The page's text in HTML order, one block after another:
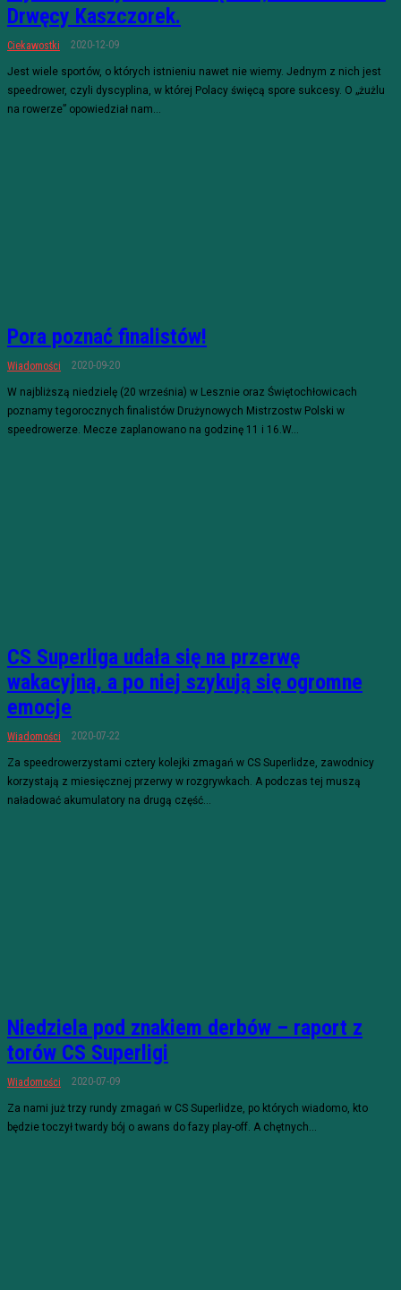
Drwęcy Kaszczorek.
Ciekawostki 2020-12-09
Jest wiele sportów, o których istnieniu nawet nie wiemy. Jednym z nich jest
speedrower, czyli dyscyplina, w której Polacy święcą spore sukcesy. O „żużlu
na rowerze” opowiedział nam...
Pora poznać finalistów!
Wiadomości 2020-09-20
W najbliższą niedzielę (20 września) w Lesznie oraz Świętochłowicach
poznamy tegorocznych finalistów Drużynowych Mistrzostw Polski w
speedrowerze. Mecze zaplanowano na godzinę 11 i 16.W...
CS Superliga udała się na przerwę
wakacyjną, a po niej szykują się ogromne
emocje
Wiadomości 2020-07-22
Za speedrowerzystami cztery kolejki zmagań w CS Superlidze, zawodnicy
korzystają z miesięcznej przerwy w rozgrywkach. A podczas tej muszą
naładować akumulatory na drugą część...
Niedziela pod znakiem derbów – raport z
torów CS Superligi
Wiadomości 2020-07-09
Za nami już trzy rundy zmagań w CS Superlidze, po których wiadomo, kto
będzie toczył twardy bój o awans do fazy play-off. A chętnych...